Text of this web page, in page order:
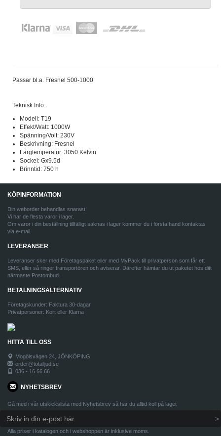
Passar bl.a. Fresnel 500-1000
Teknisk Info:
Modell: T19
Effekt/Watt: 1000W
Spänning/Volt: 230V
Beskrivning: Fresnel
Färgtemperatur: 3050 Kelvin
Sockel: Gx9.5d
Brinntid: 750 h
KÖPINFORMATION
Din weborder behandlas snarast!
Vi har de flesta varor i lager.
Om varor i din beställning tillfälligt saknas i lager kommer du i första hand kontaktas
via e-mail.
LEVERANSER
Leveranser sker med Företagspaket eller med MyPack till privatperson som får ett
SMS, eller så ringer transportören och aviserar. Därefter hämtar du ut paketet hos ditt
närmaste Postombud.
BETALNINGSALTERNATIV
Företagskunder: Faktura 30-dagar
Privatpersoner: Kort eller Klarna
HITTA TILL OSS
Mogölsvägen 24, JÖNKÖPING
order@totalljud.se
036 - 16 66 66
NYHETSBREV
Gå med i vår utskickslista med Nyhetsbrev så har du alltid koll på läget
Alla priser i katalogen och i webshoppen är inklusive moms.